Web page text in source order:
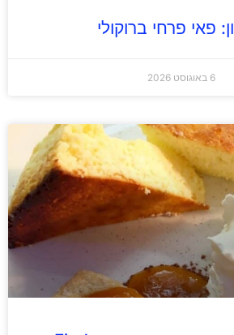
פאי פרחי ברוקולי
6 באוגוסט 2026